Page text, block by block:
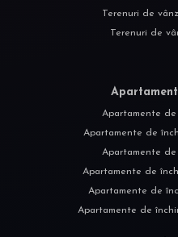
Terenuri de
Terenuri de
Apartamente
Apartamente de
Apartamente
Apartamente de
Apartamente de
Apartamente de